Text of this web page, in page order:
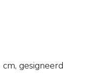
cm, gesigneerd